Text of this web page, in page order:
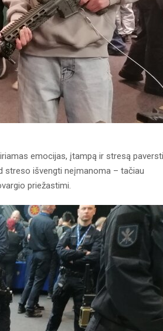
emocijas, įtampą ir stresą paversti
streso išvengti neįmanoma – tačiau
priežastimi.